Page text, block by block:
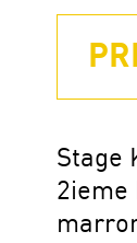
Stage
2ieme